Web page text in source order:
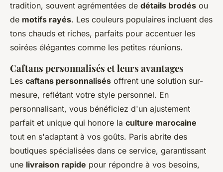
tradition, souvent agrémentées de détails brodés ou
de motifs rayés. Les couleurs populaires incluent des
tons chauds et riches, parfaits pour accentuer les
soirées élégantes comme les petites réunions.
Caftans personnalisés et leurs avantages
Les caftans personnalisés offrent une solution sur-
mesure, reflétant votre style personnel. En
personnalisant, vous bénéficiez d'un ajustement
parfait et unique qui honore la culture marocaine
tout en s'adaptant à vos goûts. Paris abrite des
boutiques spécialisées dans ce service, garantissant
une livraison rapide pour répondre à vos besoins,